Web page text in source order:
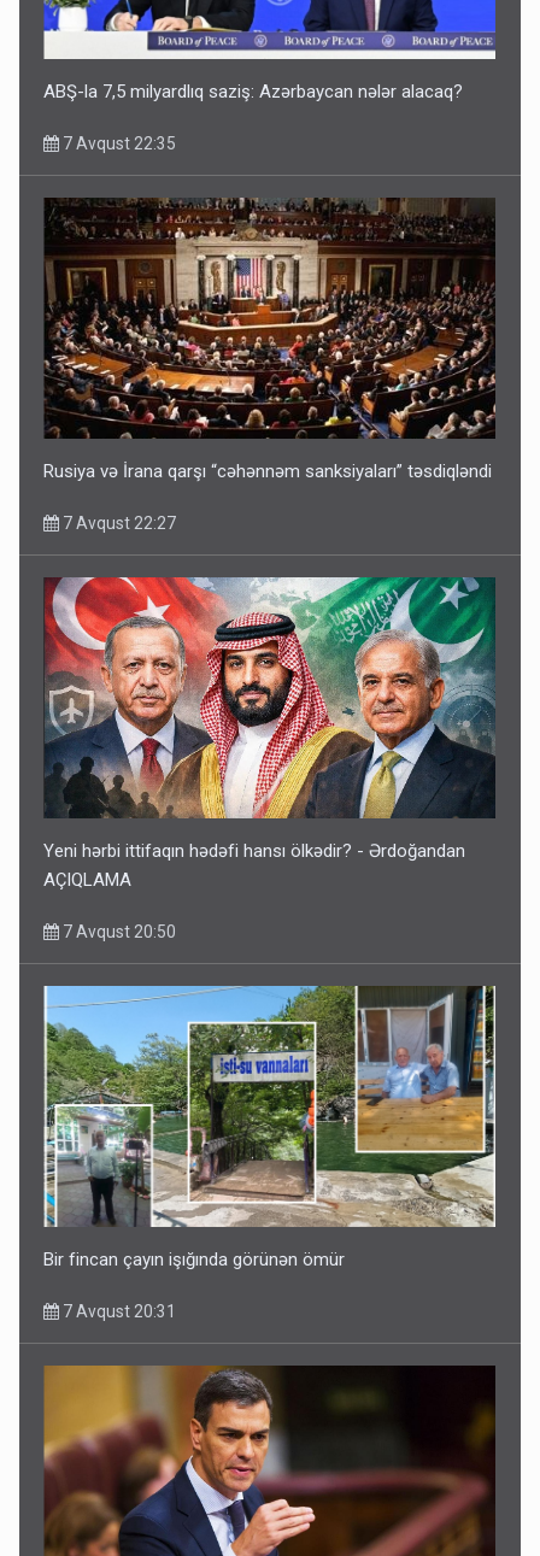
ABŞ-la 7,5 milyardlıq saziş: Azərbaycan nələr alacaq?
7 Avqust 22:35
Rusiya və İrana qarşı “cəhənnəm sanksiyaları” təsdiqləndi
7 Avqust 22:27
Yeni hərbi ittifaqın hədəfi hansı ölkədir? - Ərdoğandan
AÇIQLAMA
7 Avqust 20:50
Bir fincan çayın işığında görünən ömür
7 Avqust 20:31